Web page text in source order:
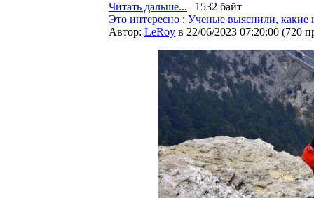
Читать дальше... | 1532 байт
Это интересно : Ученые выяснили, какие
Автор: LeRoy в 22/06/2023 07:20:00 (720